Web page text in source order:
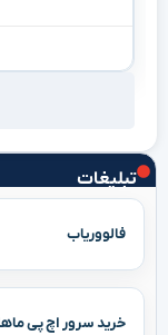
تبلیغات
فالووریاب
خرید سرور اچ پی